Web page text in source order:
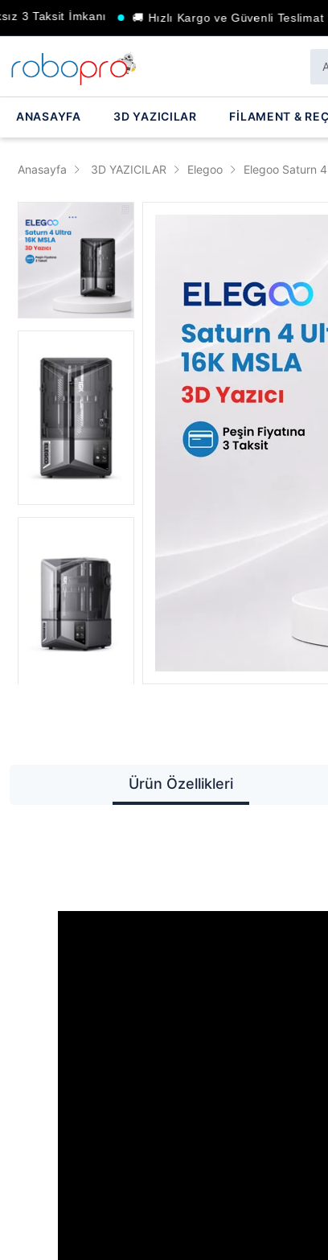
Taksit İmkanı 🚚 Hızlı Kargo ve Güvenli Teslimat
ANASAYFA 3D YAZICILAR FİLAMENT &
Anasayfa 3D YAZICILAR Elegoo Elegoo Saturn
Ürün Özellikleri